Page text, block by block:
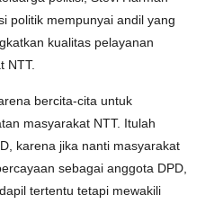
politik mempunyai andil yang
kualitas pelayanan
NTT.
bercita-cita untuk
masyarakat NTT. Itulah
karena jika nanti masyarakat
sebagai anggota DPD,
tertentu tetapi mewakili